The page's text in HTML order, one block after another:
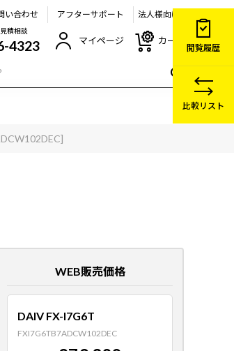
い合わせ アフターサポート 法人様向け
積相談
4323 マイページ カート
WEB販売価格
DAIV FX-I7G6T
FXI7G6TB7ADCW102DEC
閲覧履歴
比較リスト